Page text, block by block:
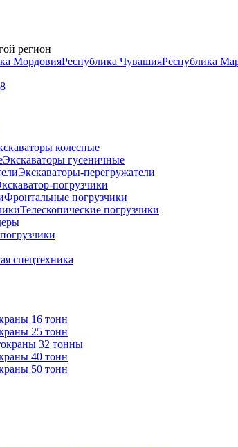
регион
МордовияРеспублика ЧувашияРеспублика
колесные
Экскаваторы гусеничные
Экскаваторы-перегружатели
погрузчики
Фронтальные погрузчики
Телескопические погрузчики
спецтехника
16 тонн
25 тонн
32 тонны
40 тонн
50 тонн